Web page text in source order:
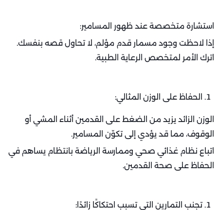
استشارة متخصصة عند ظهور المسامير:
إذا لاحظت وجود مسمار قدم مؤلم، لا تحاول قصه بنفسك.
اترك الأمر لمتخصص الرعاية الطبية.
الحفاظ على الوزن المثالي:
الوزن الزائد يزيد من الضغط على القدمين أثناء المشي أو
الوقوف، مما قد يؤدي إلى تكوّن المسامير.
اتباع نظام غذائي صحي وممارسة الرياضة بانتظام يساهم في
الحفاظ على صحة القدمين.
تجنب التمارين التي تسبب احتكاكًا زائدًا: